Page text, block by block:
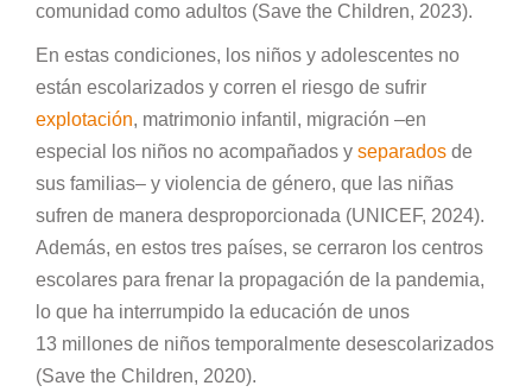
comunidad como adultos (Save the Children, 2023).
En estas condiciones, los niños y adolescentes no
están escolarizados y corren el riesgo de sufrir
explotación, matrimonio infantil, migración –en
especial los niños no acompañados y separados de
sus familias– y violencia de género, que las niñas
sufren de manera desproporcionada (UNICEF, 2024).
Además, en estos tres países, se cerraron los centros
escolares para frenar la propagación de la pandemia,
lo que ha interrumpido la educación de unos
13 millones de niños temporalmente desescolarizados
(Save the Children, 2020).